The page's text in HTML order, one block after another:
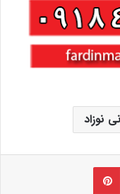
نوزاد
‫پین‌ترست